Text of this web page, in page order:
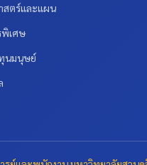
สตร์และแผน
พิเศษ
นมนุษย์